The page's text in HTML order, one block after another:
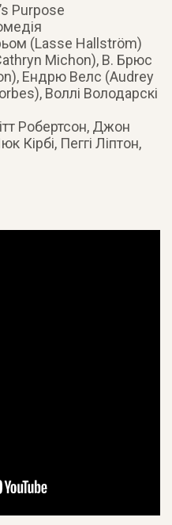
Purpose
(Lasse Hallström)
Michon), В. Брюс
Ендрю Велс (Audrey
Воллі Володарскі
Робертсон, Джон
Кірбі, Пеггі Ліптон,